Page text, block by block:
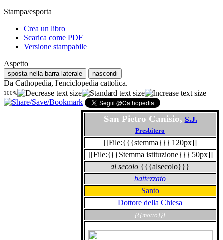
Stampa/esporta
Crea un libro
Scarica come PDF
Versione stampabile
Aspetto
sposta nella barra laterale nascondi
Da Cathopedia, l'enciclopedia cattolica.
100%
San Pietro Canisio, S.J.
Presbitero
[[File:{{{stemma}}}|120px]]
[[File:{{{Stemma istituzione}}}|50px]]
al secolo {{{alsecolo}}}
battezzato
Santo
Dottore della Chiesa
{{{motto}}}